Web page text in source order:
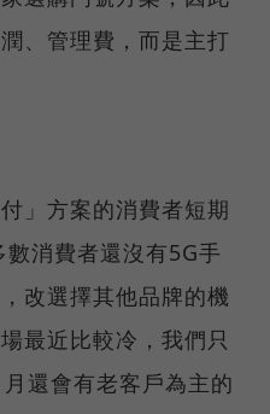
、管理費，而是主打
」方案的消費者短期
消費者還沒有5G手
改選擇其他品牌的機
最近比較冷，我們只
還會有老客戶為主的